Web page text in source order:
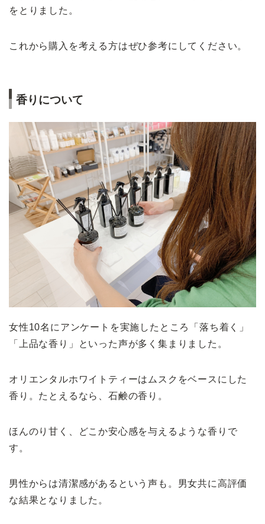
をとりました。
これから購入を考える方はぜひ参考にしてください。
香りについて
女性10名にアンケートを実施したところ「落ち着く」
「上品な香り」といった声が多く集まりました。
オリエンタルホワイトティーはムスクをベースにした
香り。たとえるなら、石鹸の香り。
ほんのり甘く、どこか安心感を与えるような香りで
す。
男性からは清潔感があるという声も。男女共に高評価
な結果となりました。